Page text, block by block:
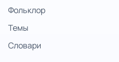
Фольклор
Темы
Словари